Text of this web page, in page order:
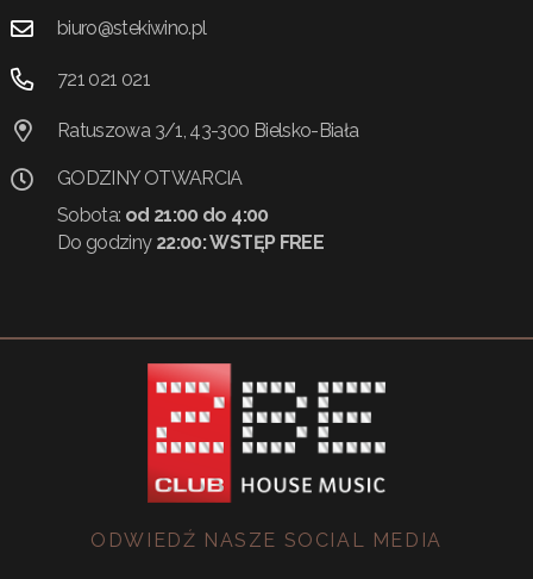
biuro@stekiwino.pl
721 021 021
Ratuszowa 3/1, 43-300 Bielsko-Biała
GODZINY OTWARCIA
Sobota: od 21:00 do 4:00
Do godziny 22:00:WSTĘP FREE
ODWIEDŹ NASZE SOCIAL MEDIA